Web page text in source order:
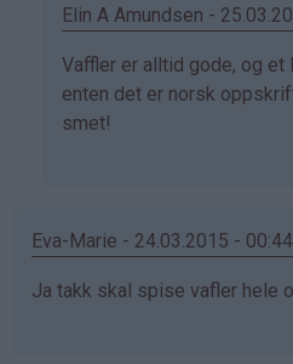
Blikfeldt
bekreftet)
Elin A Amundsen -
Som
svar
på
bekreftet)
Vaffler er alltid gode, og
enten det er norsk
smet!
Eva-Marie - 24.03.2015 - 00:44
Ja takk skal spise vafler hele